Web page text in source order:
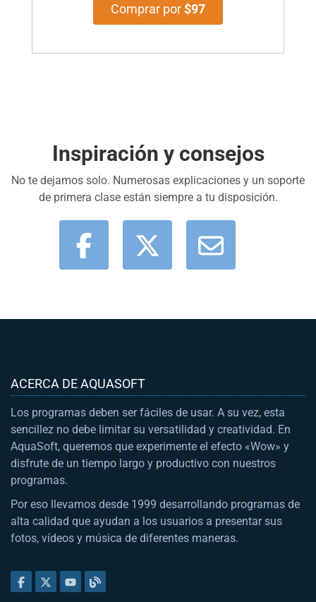
Comprar por$97
Inspiración y consejos
No te dejamos solo. Numerosas explicaciones y un soporte
de primera clase están siempre a tu disposición.
ACERCA DE AQUASOFT
Los programas deben ser fáciles de usar. A su vez, esta
sencillez no debe limitar su versatilidad y creatividad. En
AquaSoft, queremos que experimente el efecto «Wow» y
disfrute de un tiempo largo y productivo con nuestros
programas.
Por eso llevamos desde 1999 desarrollando programas de
alta calidad que ayudan a los usuarios a presentar sus
fotos, vídeos y música de diferentes maneras.